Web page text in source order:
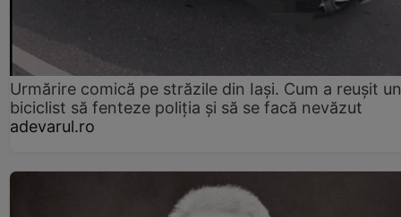
Urmărire comică pe străzile din Iași. Cum a reușit un
biciclist să fenteze poliția și să se facă nevăzut
adevarul.ro